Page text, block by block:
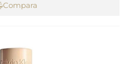
Compara